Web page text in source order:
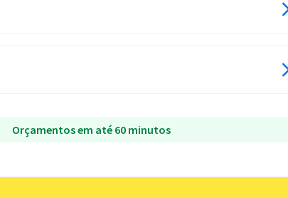
Orçamentos em até 60 minutos